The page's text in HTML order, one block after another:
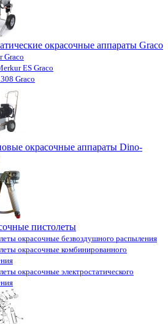
окрасочные аппараты Graco
Graco
ES Graco
Graco
окрасочные аппараты Dino-
пистолеты
окрасочные безвоздушного распыления
окрасочные комбинированного
окрасочные электростатического